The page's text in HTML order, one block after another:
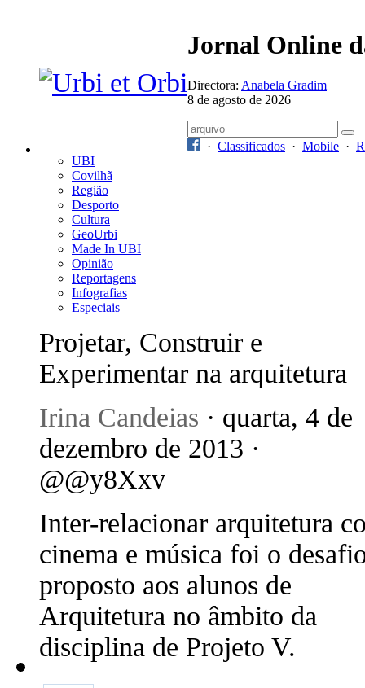
Jornal Online
Directora: Anabela Gradim
8 de agosto de 2026
· Classificados · Mobile ·
UBI
Covilhã
Região
Desporto
Cultura
GeoUrbi
Made In UBI
Opinião
Reportagens
Infografias
Especiais
Projetar, Construir e
Experimentar na arquitetura
Irina Candeias · quarta, 4 de
dezembro de 2013 ·
@@y8Xxv
Inter-relacionar arquitetura
cinema e música foi o
proposto aos alunos de
Arquitetura no âmbito da
disciplina de Projeto V.